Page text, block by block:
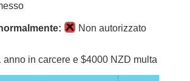
Non autorizzato
anno in carcere e $4000 NZD multa